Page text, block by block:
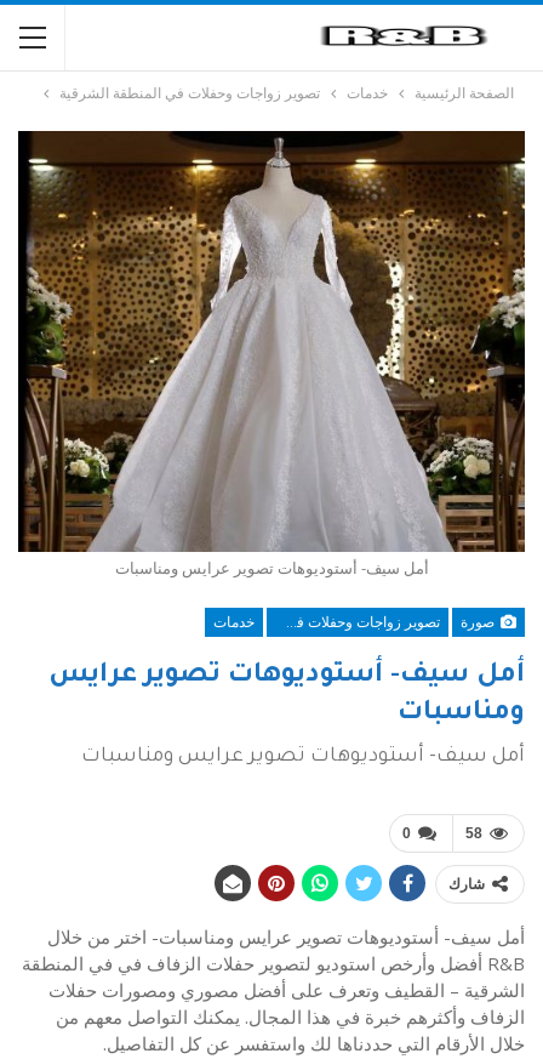
الصفحة الرئيسية خدمات تصوير زواجات وحفلات في المنطقة الشرقية
أمل سيف- أستوديوهات تصوير عرايس ومناسبات
صورة تصوير زواجات وحفلات في المنطقة الشرقية خدمات
أمل سيف- أستوديوهات تصوير عرايس
ومناسبات
أمل سيف- أستوديوهات تصوير عرايس ومناسبات
0 58
شارك
أمل سيف- أستوديوهات تصوير عرايس ومناسبات- اختر من خلال
R&B أفضل وأرخص استوديو لتصوير حفلات الزفاف في في المنطقة
الشرقية – القطيف وتعرف على أفضل مصوري ومصورات حفلات
الزفاف وأكثرهم خبرة في هذا المجال. يمكنك التواصل معهم من
خلال الأرقام التي حددناها لك واستفسر عن كل التفاصيل.